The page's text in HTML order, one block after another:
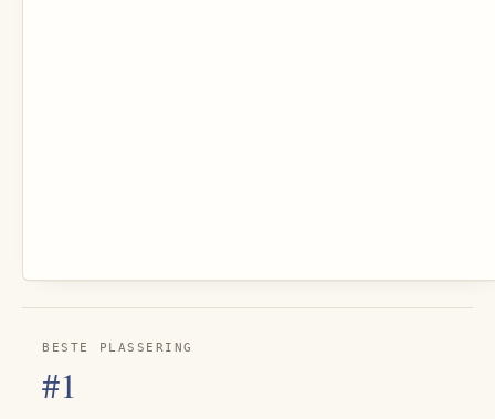
BESTE PLASSERING
#1